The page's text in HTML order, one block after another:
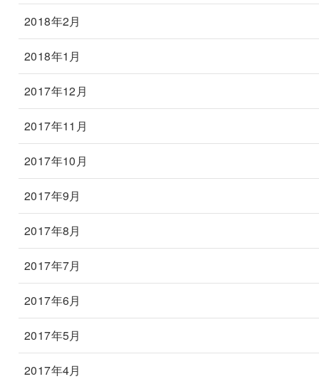
2018年2月
2018年1月
2017年12月
2017年11月
2017年10月
2017年9月
2017年8月
2017年7月
2017年6月
2017年5月
2017年4月